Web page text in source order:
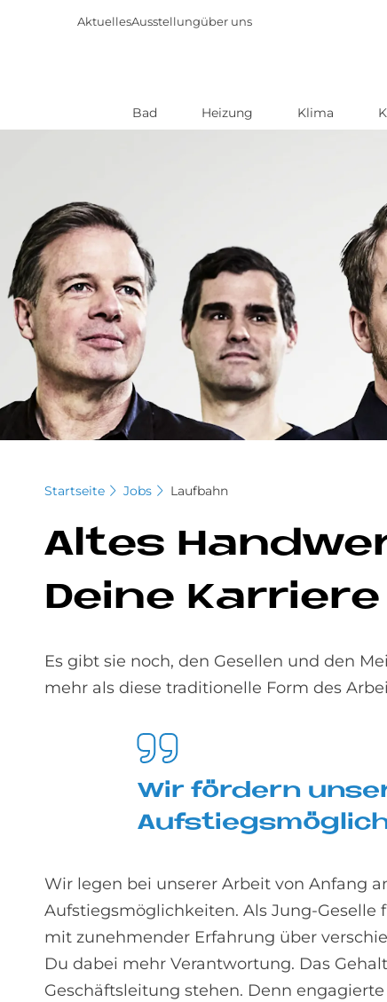
AktuellesAusstellungüber uns
Bad Heizung Klima
Startseite Jobs Laufbahn
Al­tes
De­i­ne
Es gibt sie noch, den Gesellen und den
mehr als diese traditionelle Form des
Wir för­dern
Wir legen bei unserer Arbeit von Anfang
Aufstiegsmöglichkeiten. Als Jung-
mit zunehmender Erfahrung über
Du dabei mehr Verantwortung. Das
Geschäftsleitung stehen. Denn